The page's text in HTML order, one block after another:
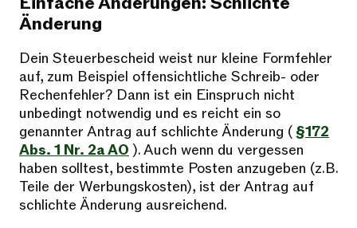
Änderung
Dein Steuerbescheid weist nur kleine Formfehler
auf, zum Beispiel offensichtliche Schreib- oder
Rechenfehler? Dann ist ein Einspruch nicht
unbedingt notwendig und es reicht ein so
genannter Antrag auf schlichte Änderung (§172
Abs. 1 Nr. 2a AO ). Auch wenn du vergessen
haben solltest, bestimmte Posten anzugeben (z.B.
Teile der Werbungskosten), ist der Antrag auf
schlichte Änderung ausreichend.